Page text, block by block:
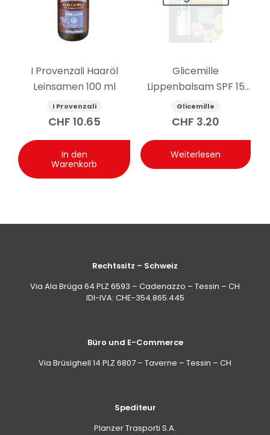
I Provenzali Haaröl
Leinsamen 100 ml
I Provenzali
CHF 10.65
In den
Warenkorb
Glicemille
Lippenbalsam SPF 15
pflegend 5.5g
Glicemille
CHF 3.20
Weiterlesen
Rechtssitz – Schweiz
Via Ala Brüga 64 PLZ 6593 – Cadenazzo – Tessin – CH
IDI-IVA: CHE-354.865.445
Büro und E-Commerce
Via Brüsighell 14 PLZ 6807 – Taverne – Tessin – CH
Spediteur
Planzer Trasporti S.A.